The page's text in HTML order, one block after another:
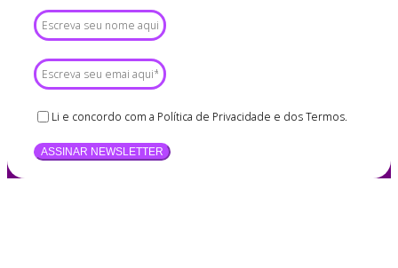
Li e concordo com a Política de Privacidade e dos Termos.